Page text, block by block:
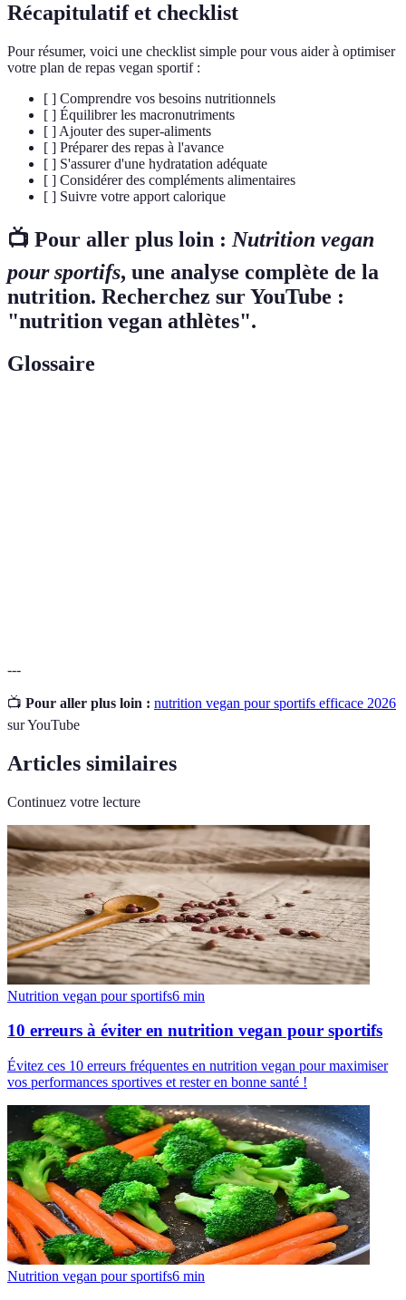
Récapitulatif et checklist
Pour résumer, voici une checklist simple pour vous aider à optimiser
votre plan de repas vegan sportif :
[ ] Comprendre vos besoins nutritionnels
[ ] Équilibrer les macronutriments
[ ] Ajouter des super-aliments
[ ] Préparer des repas à l'avance
[ ] S'assurer d'une hydratation adéquate
[ ] Considérer des compléments alimentaires
[ ] Suivre votre apport calorique
📺 Pour aller plus loin : Nutrition vegan
pour sportifs, une analyse complète de la
nutrition. Recherchez sur YouTube :
"nutrition vegan athlètes".
Glossaire
---
📺 Pour aller plus loin : nutrition vegan pour sportifs efficace 2026
sur YouTube
Articles similaires
Continuez votre lecture
Nutrition vegan pour sportifs6 min
10 erreurs à éviter en nutrition vegan pour sportifs
Évitez ces 10 erreurs fréquentes en nutrition vegan pour maximiser
vos performances sportives et rester en bonne santé !
Nutrition vegan pour sportifs6 min